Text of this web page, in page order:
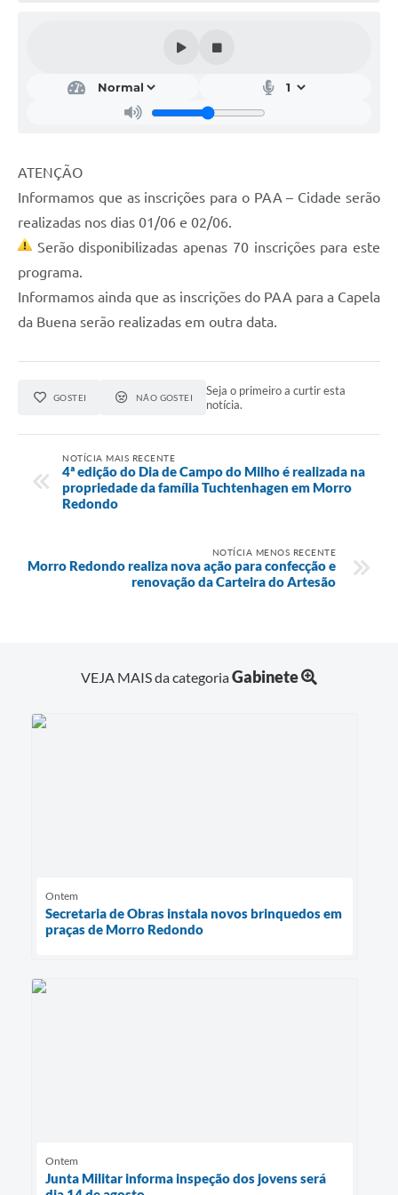
Galeria de Vídeos
Links
R.H
ATENÇÃO
Informamos que as inscrições para o PAA – Cidade serão
realizadas nos dias 01/06 e 02/06.
Serão disponibilizadas apenas 70 inscrições para este
programa.
Informamos ainda que as inscrições do PAA para a Capela
da Buena serão realizadas em outra data.
GOSTEI NÃO GOSTEI
Seja o primeiro a curtir esta
notícia.
NOTÍCIA MAIS RECENTE
4ª edição do Dia de Campo do Milho é realizada na
propriedade da família Tuchtenhagen em Morro
Redondo
NOTÍCIA MENOS RECENTE
Morro Redondo realiza nova ação para confecção e
renovação da Carteira do Artesão
VEJA MAIS da categoriaGabinete
Ontem
Secretaria de Obras instala novos brinquedos em
praças de Morro Redondo
Ontem
Junta Militar informa inspeção dos jovens será